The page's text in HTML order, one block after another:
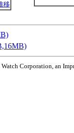
移
Corporation, an